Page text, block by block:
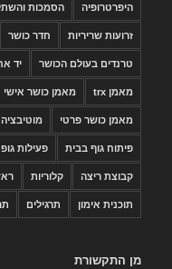
היפרטרופיה הסמכות
זרועות שריריות חדר כושר
טרנדים בעולם הכושר יד
מאמן trx מאמן כושר אישי
מאמן כושר פרטי מוטיבציה
פיתוח גוף בבית פעילות
קבוצת ריצה קלוריות
תוכנית אימון תרגילים
מן התקשורת